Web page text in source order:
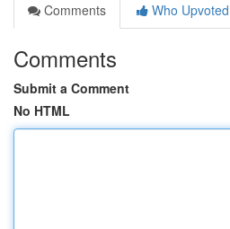
Comments
Who Upvoted
Comments
Submit a Comment
No HTML